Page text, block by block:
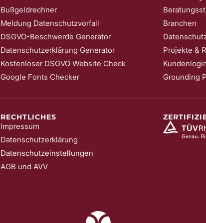
Bußgeldrechner
Meldung Datenschutzvorfall
DSGVO-Beschwerde Generator
Datenschutzerklärung Generator
Kostenloser DSGVO Website Check
Google Fonts Checker
Branchen
Projekte &
Grounding
RECHTLICHES
Impressum
Datenschutzerklärung
Datenschutzeinstellungen
AGB und AVV